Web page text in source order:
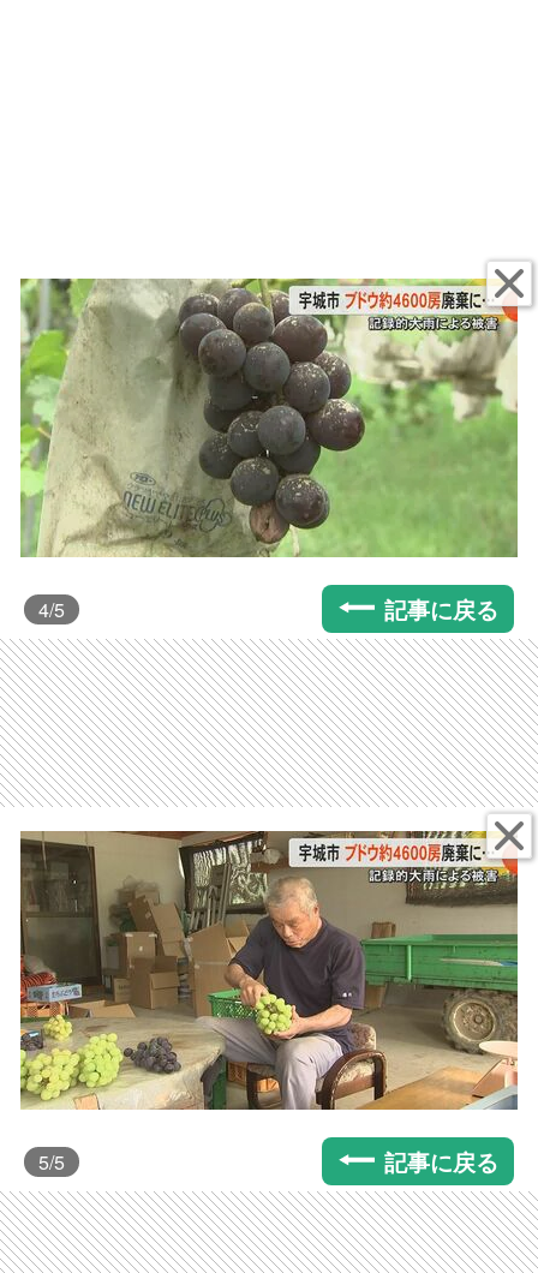
4/5 記事に戻る
5/5 記事に戻る